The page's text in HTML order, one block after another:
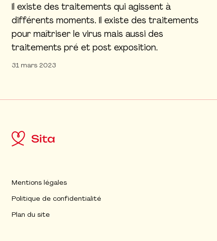
Il existe des traitements qui agissent à
différents moments. Il existe des traitements
pour maîtriser le virus mais aussi des
traitements pré et post exposition.
31 mars 2023
Mentions légales
Politique de confidentialité
Plan du site